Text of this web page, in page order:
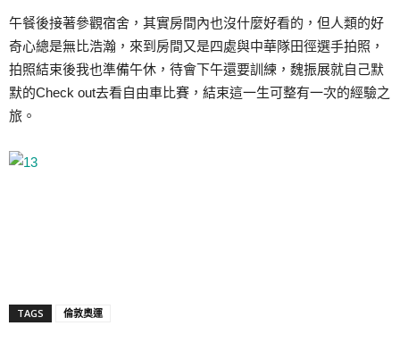
午餐後接著參觀宿舍，其實房間內也沒什麼好看的，但人類的好
奇心總是無比浩瀚，來到房間又是四處與中華隊田徑選手拍照，
拍照結束後我也準備午休，待會下午還要訓練，魏振展就自己默
默的Check out去看自由車比賽，結束這一生可整有一次的經驗之
旅。
TAGS 倫敦奧運